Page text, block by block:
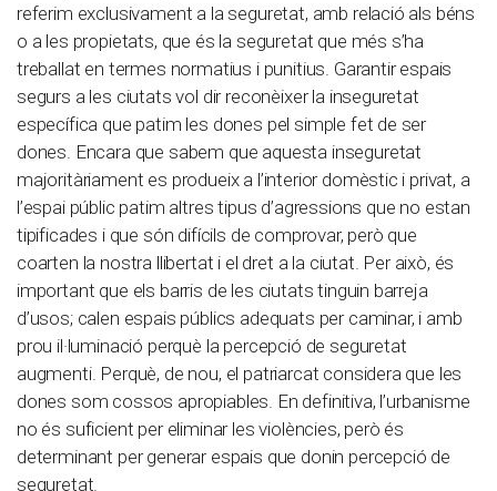
referim exclusivament a la seguretat, amb relació als béns
o a les propietats, que és la seguretat que més s’ha
treballat en termes normatius i punitius. Garantir espais
segurs a les ciutats vol dir reconèixer la inseguretat
específica que patim les dones pel simple fet de ser
dones. Encara que sabem que aquesta inseguretat
majoritàriament es produeix a l’interior domèstic i privat, a
l’espai públic patim altres tipus d’agressions que no estan
tipificades i que són difícils de comprovar, però que
coarten la nostra llibertat i el dret a la ciutat. Per això, és
important que els barris de les ciutats tinguin barreja
d’usos; calen espais públics adequats per caminar, i amb
prou il·luminació perquè la percepció de seguretat
augmenti. Perquè, de nou, el patriarcat considera que les
dones som cossos apropiables. En definitiva, l’urbanisme
no és suficient per eliminar les violències, però és
determinant per generar espais que donin percepció de
seguretat.